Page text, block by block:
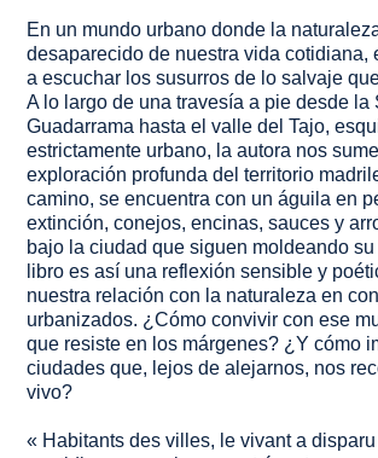
En un mundo urbano donde la
desaparecido de nuestra vida cotidiana,
a escuchar los susurros de lo salvaje
A lo largo de una travesía a pie desde la
Guadarrama hasta el valle del Tajo,
estrictamente urbano, la autora nos
exploración profunda del territorio
camino, se encuentra con un águila en
extinción, conejos, encinas, sauces y
bajo la ciudad que siguen moldeando
libro es así una reflexión sensible y
nuestra relación con la naturaleza en
urbanizados. ¿Cómo convivir con ese
que resiste en los márgenes? ¿Y cómo
ciudades que, lejos de alejarnos, nos
vivo?
« Habitants des villes, le vivant a